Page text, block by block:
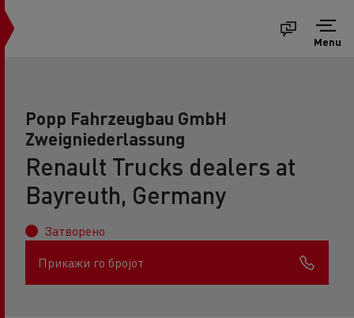
Menu
Popp Fahrzeugbau GmbH
Zweigniederlassung
Renault Trucks dealers at
Bayreuth, Germany
Затворено
Прикажи го бројот